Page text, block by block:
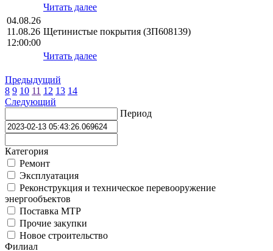
Читать далее
04.08.26
11.08.26
12:00:00
Щетинистые покрытия (ЗП608139)
Читать далее
Предыдущий
8 9 10 11 12 13 14
Следующий
Период
Категория
Ремонт
Эксплуатация
Реконструкция и техническое перевооружение
энергообъектов
Поставка МТР
Прочие закупки
Новое строительство
Филиал